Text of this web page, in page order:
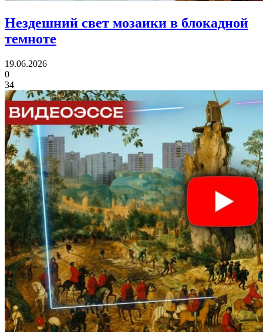
Нездешний свет мозаики в блокадной
темноте
19.06.2026
0
34